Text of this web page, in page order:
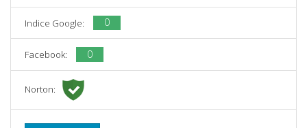
Indice Google: 0
Facebook: 0
Norton: